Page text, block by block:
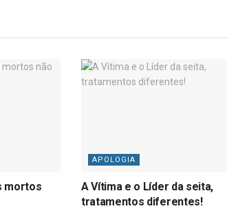
mortos
APOLOGIA
A Vítima e o Líder da seita,
tratamentos diferentes!